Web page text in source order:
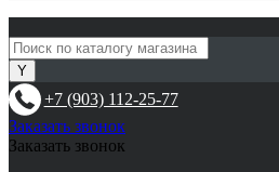
+7 (903) 112-25-77
Заказать звонок
Заказать звонок